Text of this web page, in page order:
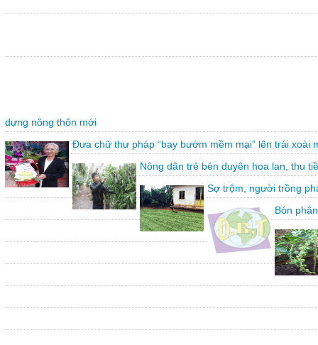
dựng nông thôn mới
Đưa chữ thư pháp “bay bướm mềm mại” lên trái xoài
Nông dân trẻ bén duyên hoa lan, thu
Sợ trộm, người trồng
Bón